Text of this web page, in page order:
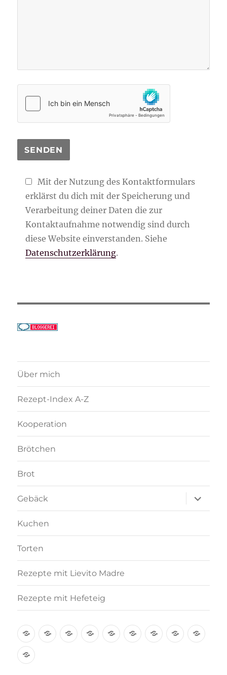
Mit der Nutzung des Kontaktformulars
erklärst du dich mit der Speicherung und
Verarbeitung deiner Daten die zur
Kontaktaufnahme notwendig sind durch
diese Website einverstanden. Siehe
Datenschutzerklärung.
Über mich
Rezept-Index A-Z
Kooperation
Brötchen
Brot
Gebäck
anzeigen
Kuchen
Torten
Rezepte mit Lievito Madre
Rezepte mit Hefeteig
Über Rezept-Kooperation
Brötchen
Brot GebäckKuchenTorten
Rezepte